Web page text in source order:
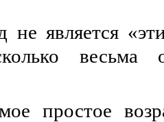
является
весьма
простое